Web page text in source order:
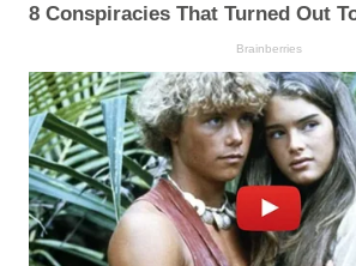
8 Conspiracies That Turned Out
Brainberries